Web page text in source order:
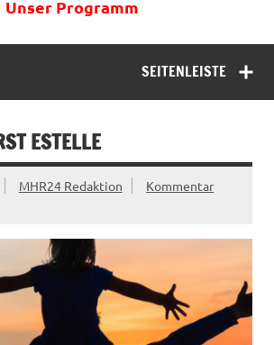
Unser Programm
SEITENLEISTE
ESTELLE
MHR24 Redaktion
Kommentar